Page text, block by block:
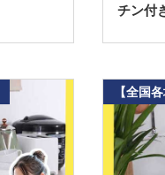
チン付
【全国